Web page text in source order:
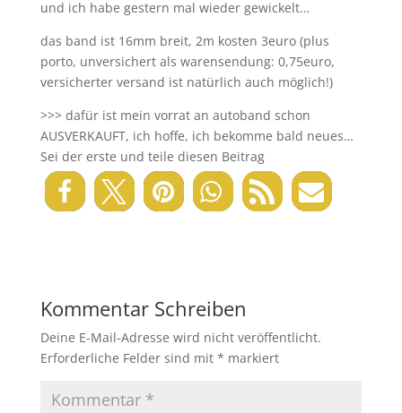
und ich habe gestern mal wieder gewickelt…
das band ist 16mm breit, 2m kosten 3euro (plus
porto, unversichert als warensendung: 0,75euro,
versicherter versand ist natürlich auch möglich!)
>>> dafür ist mein vorrat an autoband schon
AUSVERKAUFT, ich hoffe, ich bekomme bald neues…
Sei der erste und teile diesen Beitrag
Kommentar Schreiben
Deine E-Mail-Adresse wird nicht veröffentlicht.
Erforderliche Felder sind mit * markiert